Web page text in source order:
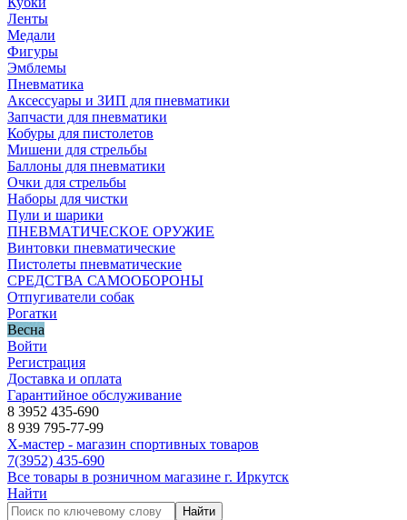
Ленты
Медали
Фигуры
Эмблемы
Пневматика
Аксессуары и ЗИП для пневматики
Запчасти для пневматики
Кобуры для пистолетов
Мишени для стрельбы
Баллоны для пневматики
Очки для стрельбы
Наборы для чистки
Пули и шарики
ПНЕВМАТИЧЕСКОЕ ОРУЖИЕ
Винтовки пневматические
Пистолеты пневматические
СРЕДСТВА САМООБОРОНЫ
Отпугиватели собак
Рогатки
Весна
Войти
Регистрация
Доставка и оплата
Гарантийное обслуживание
8 3952 435-690
8 939 795-77-99
Х-мастер - магазин спортивных товаров
7(3952) 435-690
Все товары в розничном магазине г. Иркутск
Найти
Найти